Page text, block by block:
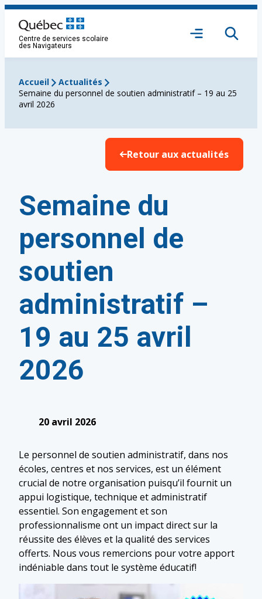
Aller
contenu
Centre de services scolaire
des Navigateurs
Ouvrir
Accueil
Actualités
Semaine du personnel de soutien administratif – 19 au 25
avril 2026
Retour aux actualités
Semaine du
personnel de
soutien
administratif –
19 au 25 avril
2026
20 avril 2026
Le personnel de soutien administratif, dans nos
écoles, centres et nos services, est un élément
crucial de notre organisation puisqu’il fournit un
appui logistique, technique et administratif
essentiel. Son engagement et son
professionnalisme ont un impact direct sur la
réussite des élèves et la qualité des services
offerts. Nous vous remercions pour votre apport
indéniable dans tout le système éducatif!